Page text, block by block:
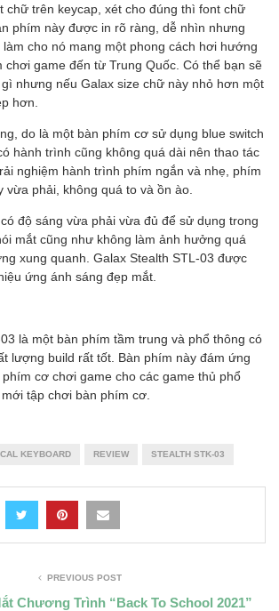
chữ trên keycap, xét cho đúng thì font chữ
phím này được in rõ ràng, dễ nhìn nhưng
cho nó mang một phong cách hơi hướng
chơi game đến từ Trung Quốc. Có thể bạn sẽ
nhưng nếu Galax size chữ này nhỏ hơn một
hơn.
do là một bàn phím cơ sử dụng blue switch
hành trình cũng không quá dài nên thao tác
nghiệm hành trình phím ngắn và nhẹ, phím
vừa phải, không quá to và ồn ào.
độ sáng vừa phải vừa đủ để sử dụng trong
mắt cũng như không làm ảnh hưởng quá
xung quanh. Galax Stealth STL-03 được
ứng ánh sáng đẹp mắt.
là một bàn phím tầm trung và phổ thông có
lượng build rất tốt. Bàn phím này đám ứng
cơ chơi game cho các game thủ phổ
tập chơi bàn phím cơ.
KEYBOARD REVIEW STEALTH STK-03
PREVIOUS POST
Chương Trình “Back To School 2021”